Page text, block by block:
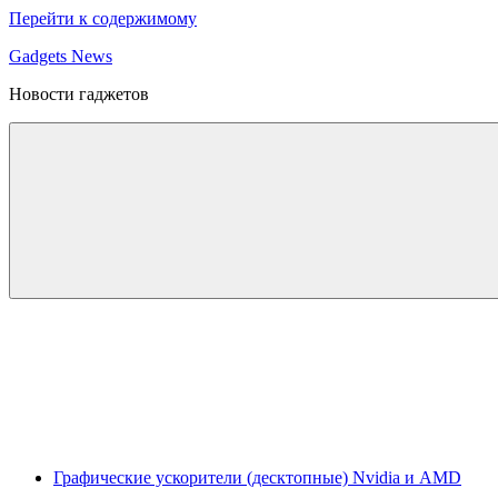
Перейти к содержимому
Gadgets News
Новости гаджетов
Графические ускорители (десктопные) Nvidia и AMD